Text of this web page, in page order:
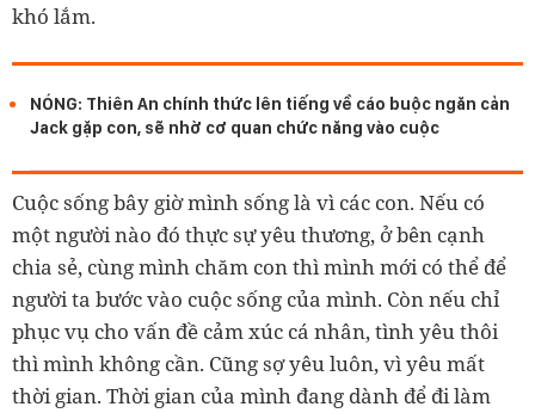
khó lắm.
NÓNG: Thiên An chính thức lên tiếng về cáo buộc ngăn cản
Jack gặp con, sẽ nhờ cơ quan chức năng vào cuộc
Cuộc sống bây giờ mình sống là vì các con. Nếu có
một người nào đó thực sự yêu thương, ở bên cạnh
chia sẻ, cùng mình chăm con thì mình mới có thể để
người ta bước vào cuộc sống của mình. Còn nếu chỉ
phục vụ cho vấn đề cảm xúc cá nhân, tình yêu thôi
thì mình không cần. Cũng sợ yêu luôn, vì yêu mất
thời gian. Thời gian của mình đang dành để đi làm